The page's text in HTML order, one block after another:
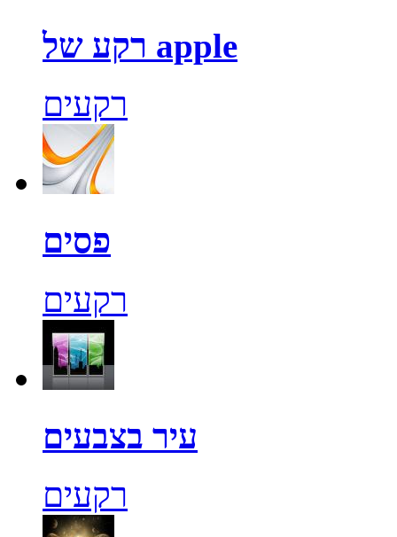
רקע של apple
רקעים
פסים
רקעים
עיר בצבעים
רקעים